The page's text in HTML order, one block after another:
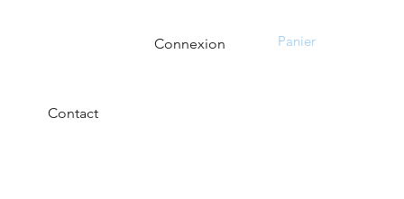
Panier
Connexion
Contact